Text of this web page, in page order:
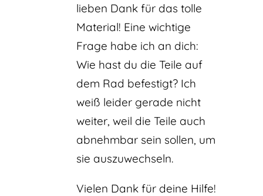
lieben Dank für das tolle
Material! Eine wichtige
Frage habe ich an dich:
Wie hast du die Teile auf
dem Rad befestigt? Ich
weiß leider gerade nicht
weiter, weil die Teile auch
abnehmbar sein sollen, um
sie auszuwechseln.
Vielen Dank für deine Hilfe!